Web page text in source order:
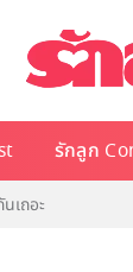
รักลูก
เถอะ